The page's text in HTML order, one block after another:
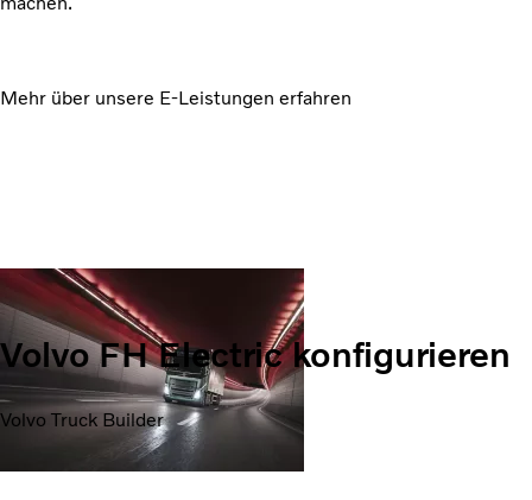
Mehr über unsere E-Leistungen erfahren
Volvo FH Electric konfigurieren
Volvo Truck Builder